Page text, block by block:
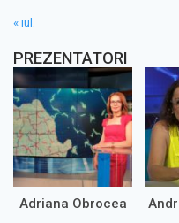
« iul.
PREZENTATORI
Adriana Obrocea